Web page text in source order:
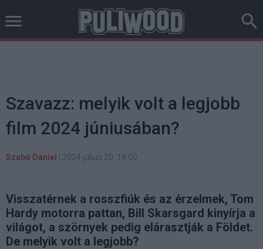
Szavazz: melyik volt a legjobb
film 2024 júniusában?
Szabó Dániel 2024 július 20. 14:00
Visszatérnek a rosszfiúk és az érzelmek, Tom
Hardy motorra pattan, Bill Skarsgard kinyírja a
világot, a szörnyek pedig elárasztják a Földet.
De melyik volt a legjobb?